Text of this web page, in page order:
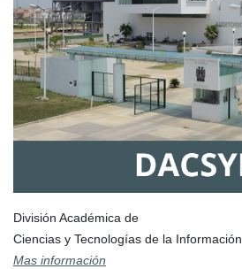
División Académica de
Ciencias y Tecnologías de la Información
Mas información